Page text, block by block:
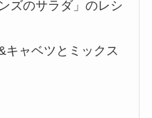
ズのサラダ」のレシ
キャベツとミックス